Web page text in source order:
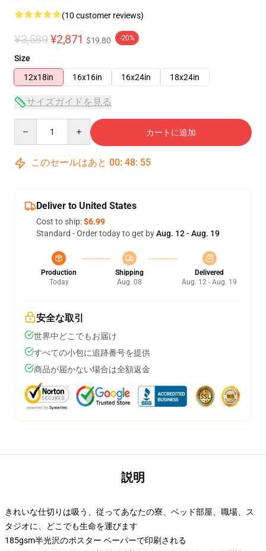
(10 customer reviews)
¥3,589 ¥2,871 $19.80 -20%
Size
12x18in
16x16in 16x24in 18x24in
サイズガイドを見る
カートに追加
このセールはあと 00: 48: 54
Deliver to United States
Cost to ship:$6.99
Standard - Order today to get byAug. 12 - Aug. 19
Production
Today
Shipping
Aug. 08
Delivered
Aug. 12 - Aug. 19
安全な取引
世界中どこでもお届け
すべての小包に追跡番号を提供
商品が届かない場合は全額返金
説明
きれいな仕切りは吸う、従ってあなたの寮、ベッド部屋、職場、ス
タジオに、どこでも生命を運びます
185gsm半光沢のポスター ペーパーで印刷される